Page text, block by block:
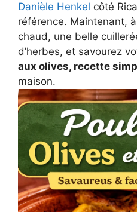
Danièle Henkel côté
référence. Maintenant,
chaud, une belle
d’herbes, et savourez
aux olives, recette
maison.